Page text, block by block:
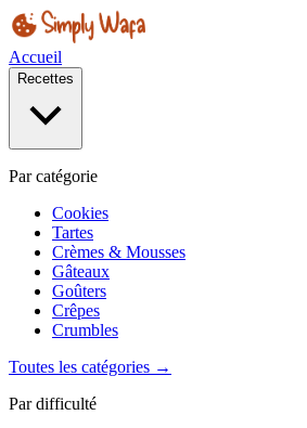
Accueil
Recettes
Par catégorie
Cookies
Tartes
Crèmes & Mousses
Gâteaux
Goûters
Crêpes
Crumbles
Toutes les catégories →
Par difficulté